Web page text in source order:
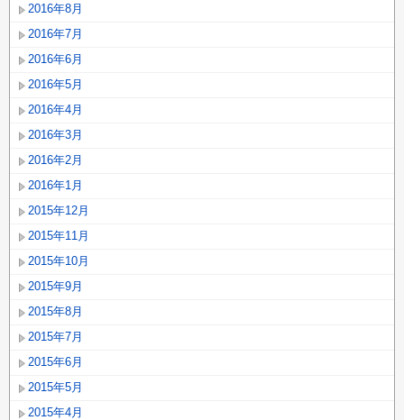
2016年8月
2016年7月
2016年6月
2016年5月
2016年4月
2016年3月
2016年2月
2016年1月
2015年12月
2015年11月
2015年10月
2015年9月
2015年8月
2015年7月
2015年6月
2015年5月
2015年4月